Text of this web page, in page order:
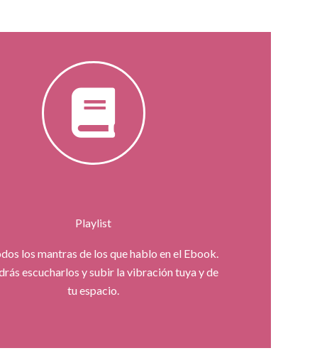
Playlist
los mantras de los que hablo en el Ebook.
escucharlos y subir la vibración tuya y de
tu espacio.